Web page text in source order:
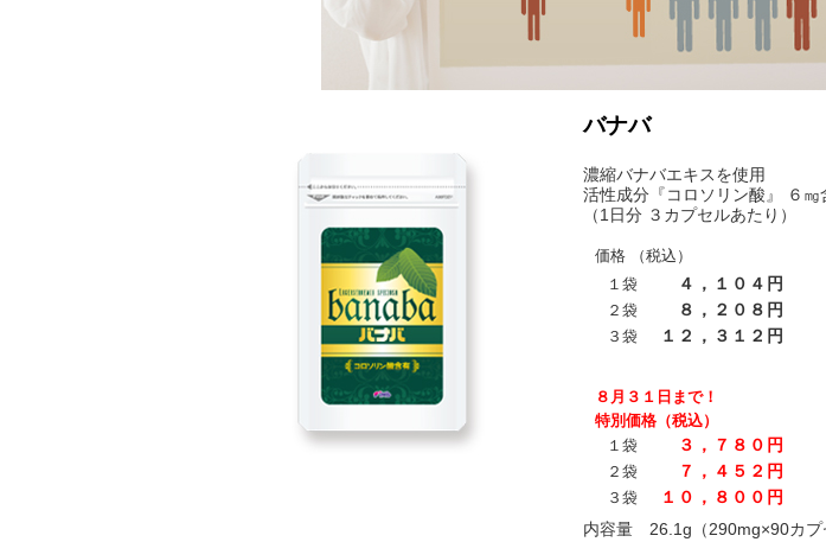
バナバ
濃縮バナバエキスを使用
活性成分『コロソリン酸』 ６㎎
（1日分 ３カプセルあたり）
価格 （税込）
１袋
４，１０４円
２袋 ８，２０８円
３袋 １２，３１２円
８月３１日まで！
特別価格（税込）
１袋
３，７８０円
２袋 ７，４５２円
３袋
１０，８００円
内容量 26.1g（290mg×90カ